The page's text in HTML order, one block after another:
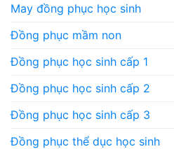
May đồng phục học sinh
Đồng phục mầm non
Đồng phục học sinh cấp 1
Đồng phục học sinh cấp 2
Đồng phục học sinh cấp 3
Đồng phục thể dục học sinh